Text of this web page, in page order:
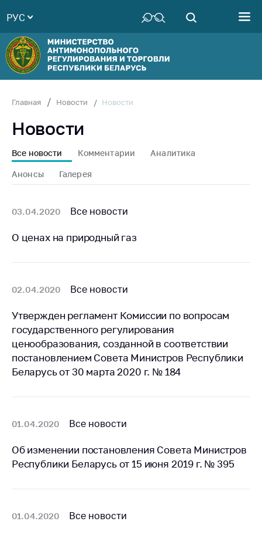
Руководство
Структура
Министерства
Территориальные
Законодательство
Антикоррупционная
деятельность
совет
Соискателям
универсальная
Общественная
жизнь
Идеологическая
работа
Деятельность
регулирование и
конкуренция
РУС
Главная Новости Новости
Новости
Все новости Комментарии Аналитика
Анонсы Галерея
03.04.2020 Все новости
О ценах на природный газ
02.04.2020 Все новости
Утвержден регламент Комиссии по вопросам
государственного регулирования
ценообразования, созданной в соответствии
постановлением Совета Министров Республики
Беларусь от 30 марта 2020 г. № 184
01.04.2020 Все новости
Об изменении постановления Совета Министров
Республики Беларусь от 15 июня 2019 г. № 395
01.04.2020 Все новости